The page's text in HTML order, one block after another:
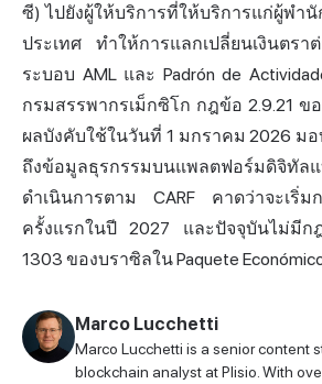
ซี) ไปยังผู้ให้บริการที่ให้บริการแก่ผู้พำนั
ประเทศ ทำให้การแลกเปลี่ยนเงินตรา
ระบอบ AML และ Padrón de
กรมสรรพากรเม็กซิโก กฎข้อ 2.9.21 ข
ผลบังคับใช้ในวันที่ 1 มกราคม 2026 มอ
ถึงข้อมูลธุรกรรมบนแพลตฟอร์มดิจิทั
ดำเนินการตาม CARF คาดว่าจะเริ่ม
ครั้งแรกในปี 2027 และปัจจุบันไม่มีก
1303 ของบราซิลใน Paquete
Marco Lucchetti
Marco Lucchetti is a senior content
blockchain analyst at Plisio. With